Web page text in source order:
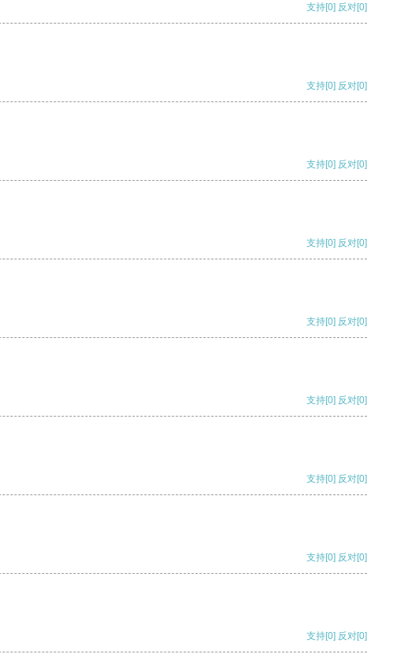
支持[0] 反对[0]
支持[0] 反对[0]
支持[0] 反对[0]
支持[0] 反对[0]
支持[0] 反对[0]
支持[0] 反对[0]
支持[0] 反对[0]
支持[0] 反对[0]
支持[0] 反对[0]